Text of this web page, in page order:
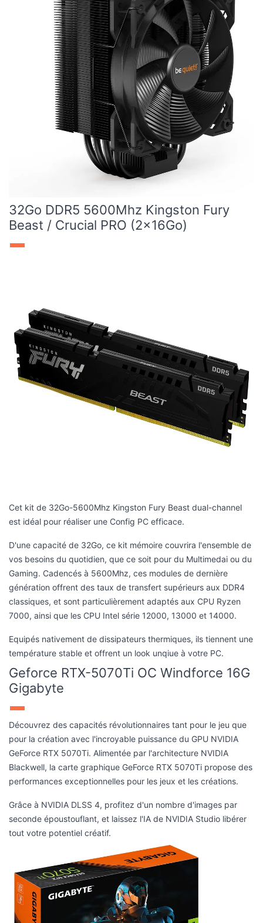
32Go DDR5 5600Mhz Kingston Fury
Beast / Crucial PRO (2x16Go)
vos besoins du quotidien, que ce soit pour du Multimedai ou du
Gaming. Cadencés à 5600Mhz, ces modules de dernière
classiques, et sont particulièrement adaptés aux CPU Ryzen
7000, ainsi que les CPU Intel série 12000, 13000 et 14000.
Equipés nativement de dissipateurs thermiques, ils tiennent une
température stable et offrent un look unqiue à votre PC.
Geforce RTX-5070Ti OC Windforce 16G
Gigabyte
Découvrez des capacités révolutionnaires tant pour le jeu que
pour la création avec l'incroyable puissance du GPU NVIDIA
performances exceptionnelles pour les jeux et les créations.
Grâce à NVIDIA DLSS 4, profitez d'un nombre d'images par
seconde époustouflant, et laissez l'IA de NVIDIA Studio libérer
tout votre potentiel créatif.